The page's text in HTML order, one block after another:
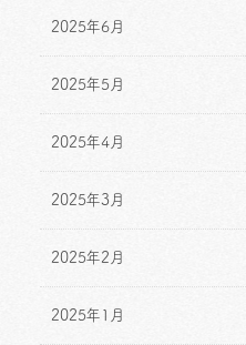
2025年6月
2025年5月
2025年4月
2025年3月
2025年2月
2025年1月